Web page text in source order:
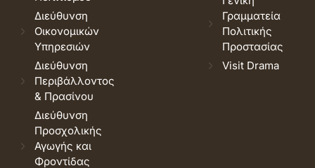
Διεύθυνση
Οικονομικών
Υπηρεσιών
Διεύθυνση
Περιβάλλοντος
& Πρασίνου
Διεύθυνση
Προσχολικής
Αγωγής και
Φροντίδας
Γραμματεία
Πολιτικής
Προστασίας
Visit Drama